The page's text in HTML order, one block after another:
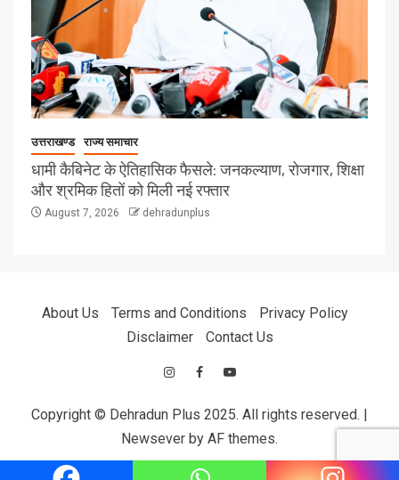
उत्तराखण्ड राज्य समाचार
धामी कैबिनेट के ऐतिहासिक फैसले: जनकल्याण, रोजगार, शिक्षा
और श्रमिक हितों को मिली नई रफ्तार
August 7, 2026 dehradunplus
About Us Terms and Conditions
Privacy Policy
Disclaimer
Contact Us
Copyright © Dehradun Plus 2025. All rights reserved. |
Newsever by AF themes.